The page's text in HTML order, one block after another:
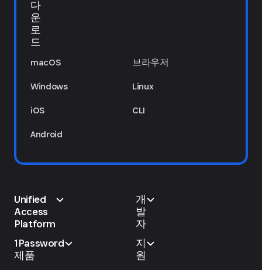
다
운
로
드
macOS
Windows
iOS
Android
브라우저
Linux
CLI
Unified
Access
Platform
1Password
제품
개
발
자
지
원